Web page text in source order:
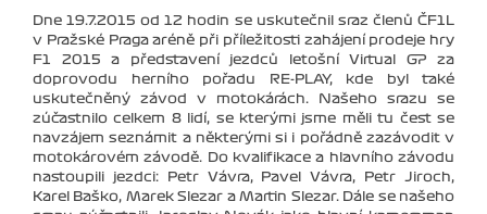
Dne 19.7.2015 od 12 hodin se uskutečnil sraz členů ČF1L
v Pražské Praga aréně při příležitosti zahájení prodeje hry
F1 2015 a představení jezdců letošní Virtual GP za
doprovodu herního pořadu RE-PLAY, kde byl také
uskutečněný závod v motokárách. Našeho srazu se
zúčastnilo celkem 8 lidí, se kterými jsme měli tu čest se
navzájem seznámit a některými si i pořádně zazávodit v
motokárovém závodě. Do kvalifikace a hlavního závodu
nastoupili jezdci: Petr Vávra, Pavel Vávra, Petr Jiroch,
Karel Baško, Marek Slezar a Martin Slezar. Dále se našeho